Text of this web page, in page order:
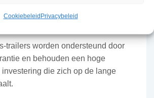
CookiebeleidPrivacybeleid
trailers worden ondersteund door
en behouden een hoge
investering die zich op de lange